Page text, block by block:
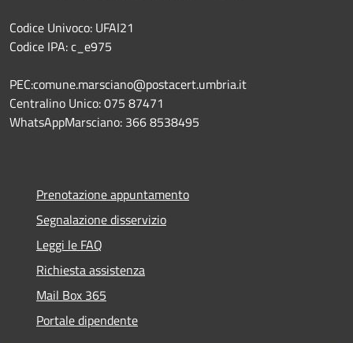
Codice Univoco: UFAI21
Codice IPA: c_e975
PEC:comune.marsciano@postacert.umbria.it
Centralino Unico: 075 87471
WhatsAppMarsciano: 366 8538495
Prenotazione appuntamento
Segnalazione disservizio
Leggi le FAQ
Richiesta assistenza
Mail Box 365
Portale dipendente